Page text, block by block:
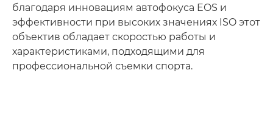
благодаря инновациям автофокуса EOS и
эффективности при высоких значениях ISO этот
объектив обладает скоростью работы и
характеристиками, подходящими для
профессиональной съемки спорта.